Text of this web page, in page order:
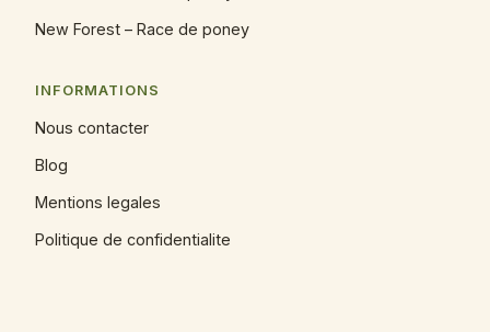
New Forest – Race de poney
INFORMATIONS
Nous contacter
Blog
Mentions legales
Politique de confidentialite